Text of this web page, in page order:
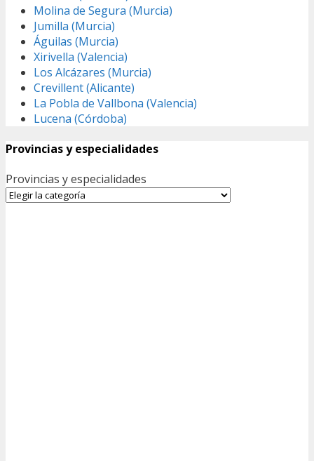
Molina de Segura (Murcia)
Jumilla (Murcia)
Águilas (Murcia)
Xirivella (Valencia)
Los Alcázares (Murcia)
Crevillent (Alicante)
La Pobla de Vallbona (Valencia)
Lucena (Córdoba)
Provincias y especialidades
Provincias y especialidades